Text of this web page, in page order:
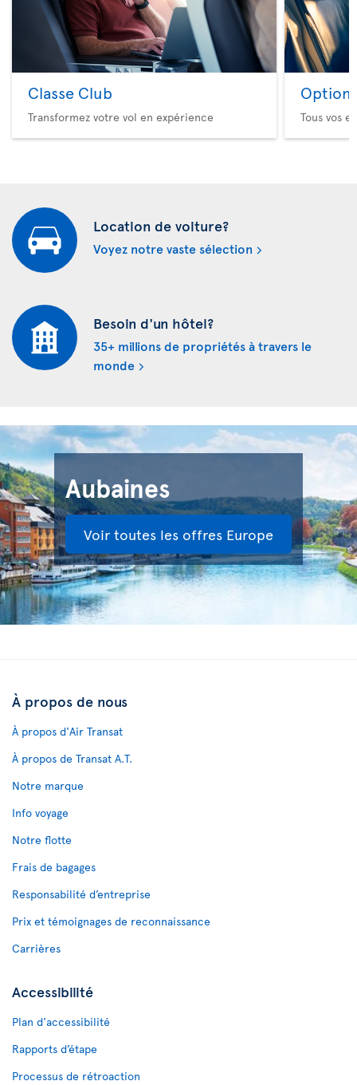
Classe Club
Transformez votre vol en expérience
Option
Tous vos
Location de voiture?
Voyez notre vaste sélection
Besoin d'un hôtel?
35+ millions de propriétés à travers le
monde
Aubaines
Voir toutes les offres Europe
À propos de nous
À propos d'Air Transat
À propos de Transat A.T.
Notre marque
Info voyage
Notre flotte
Frais de bagages
Responsabilité d’entreprise
Prix et témoignages de reconnaissance
Carrières
Accessibilité
Plan d'accessibilité
Rapports d’étape
Processus de rétroaction